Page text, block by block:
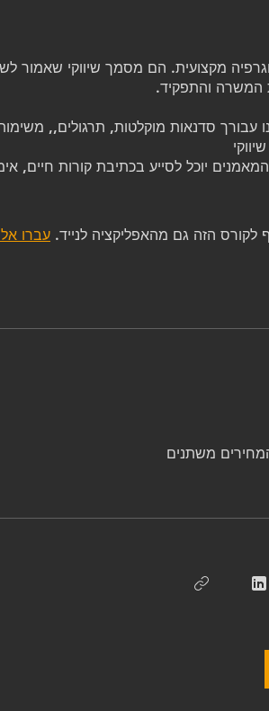
מקצועית. הם מסמך שיווקי שאמור
עבורך סדנאות מוקלטות, תרגולים,,
לקורס הזה גם מהאפליקציה לנייד. עברו